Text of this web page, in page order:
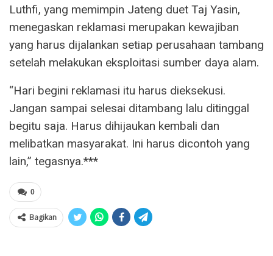
Luthfi, yang memimpin Jateng duet Taj Yasin,
menegaskan reklamasi merupakan kewajiban
yang harus dijalankan setiap perusahaan tambang
setelah melakukan eksploitasi sumber daya alam.
“Hari begini reklamasi itu harus dieksekusi.
Jangan sampai selesai ditambang lalu ditinggal
begitu saja. Harus dihijaukan kembali dan
melibatkan masyarakat. Ini harus dicontoh yang
lain,” tegasnya.***
0
Bagikan